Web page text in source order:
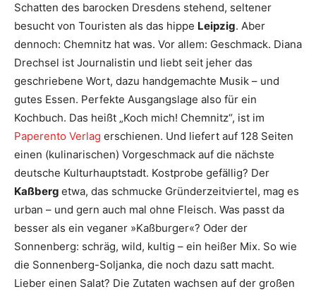
Schatten des barocken Dresdens stehend, seltener
besucht von Touristen als das hippe Leipzig. Aber
dennoch: Chemnitz hat was. Vor allem: Geschmack. Diana
Drechsel ist Journalistin und liebt seit jeher das
geschriebene Wort, dazu handgemachte Musik – und
gutes Essen. Perfekte Ausgangslage also für ein
Kochbuch. Das heißt „Koch mich! Chemnitz“, ist im
Paperento Verlag erschienen. Und liefert auf 128 Seiten
einen (kulinarischen) Vorgeschmack auf die nächste
deutsche Kulturhauptstadt. Kostprobe gefällig? Der
Kaßberg etwa, das schmucke Gründerzeitviertel, mag es
urban – und gern auch mal ohne Fleisch. Was passt da
besser als ein veganer »Kaßburger«? Oder der
Sonnenberg: schräg, wild, kultig – ein heißer Mix. So wie
die Sonnenberg-Soljanka, die noch dazu satt macht.
Lieber einen Salat? Die Zutaten wachsen auf der großen